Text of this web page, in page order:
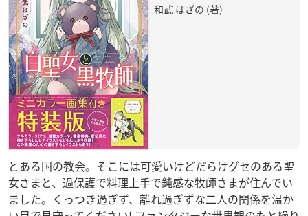
和武 はざの (著)
とある国の教会。そこには可愛いけどだらけグセのある聖
女さまと、過保護で料理上手で鈍感な牧師さまが住んでい
ました。くっつき過ぎず、離れ過ぎずな二人の関係を温か